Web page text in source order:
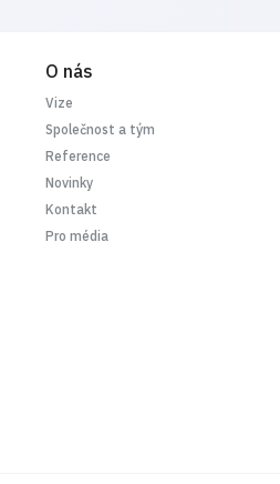
O nás
Vize
Společnost a tým
Reference
Novinky
Kontakt
Pro média